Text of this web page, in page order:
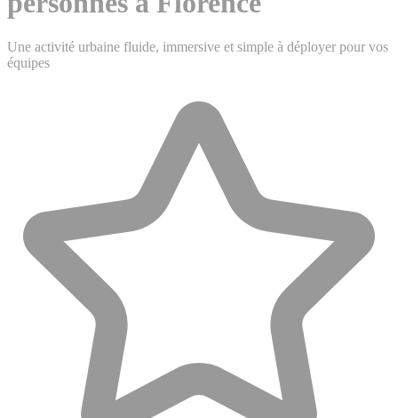
Une activité urbaine fluide, immersive et simple à déployer pour vos
équipes